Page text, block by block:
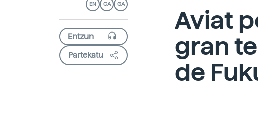
EN CA GA
Partekatu
Aviat
gran
de